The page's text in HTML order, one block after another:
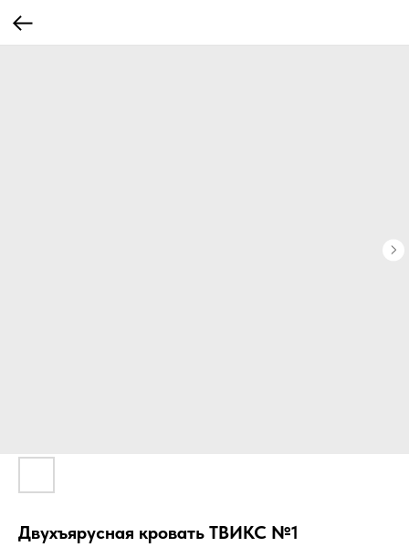
Двухъярусная кровать ТВИКС №1